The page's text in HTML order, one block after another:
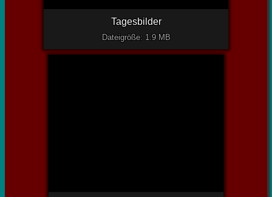
Tagesbilder
Dateigröße: 1.9 MB